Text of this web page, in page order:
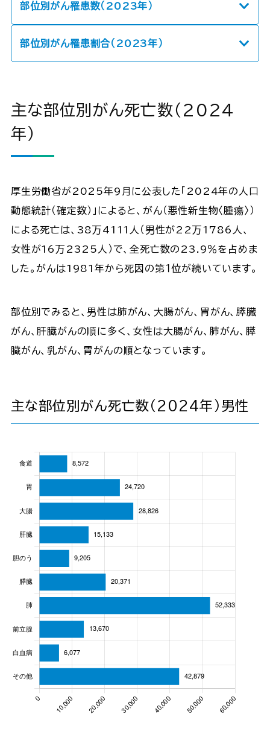
部位別がん罹患数（2023年）
部位別がん罹患割合（2023年）
主な部位別がん死亡数（2024
年）
厚生労働省が2025年9月に公表した「2024年の人口
動態統計（確定数）」によると、がん（悪性新生物〈腫瘍〉）
による死亡は、38万4111人（男性が22万1786人、
女性が16万2325人）で、全死亡数の23.9％を占めま
した。がんは1981年から死因の第１位が続いています。
部位別でみると、男性は肺がん、大腸がん、胃がん、膵臓
がん、肝臓がんの順に多く、女性は大腸がん、肺がん、膵
臓がん、乳がん、胃がんの順となっています。
主な部位別がん死亡数（2024年）男性